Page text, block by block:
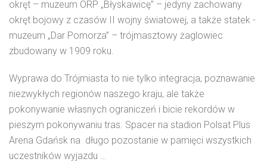
okręt – muzeum ORP „Błyskawicę” – jedyny zachowany
okręt bojowy z czasów II wojny światowej, a także statek -
muzeum „Dar Pomorza” – trójmasztowy żaglowiec
zbudowany w 1909 roku.
Wyprawa do Trójmiasta to nie tylko integracja, poznawanie
niezwykłych regionów naszego kraju, ale także
pokonywanie własnych ograniczeń i bicie rekordów w
pieszym pokonywaniu tras. Spacer na stadion Polsat Plus
Arena Gdańsk na długo pozostanie w pamięci wszystkich
uczestników wyjazdu …